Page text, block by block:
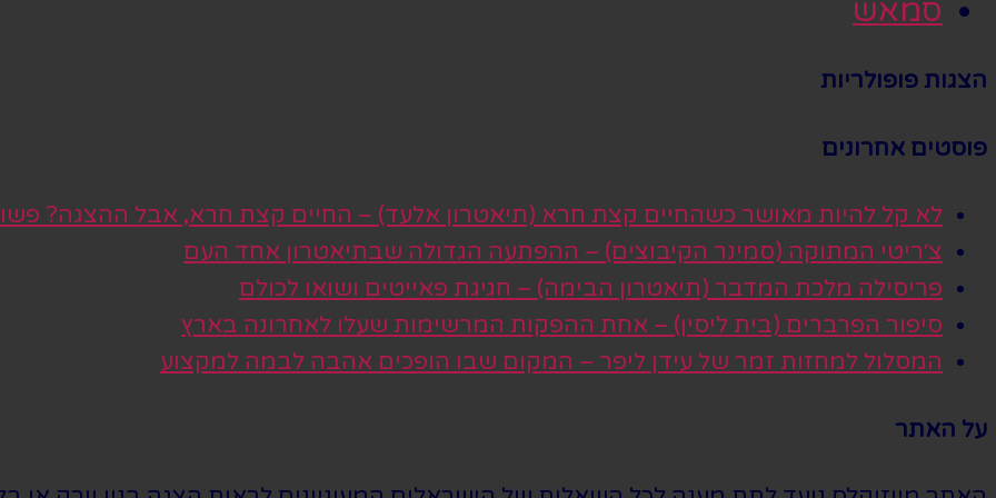
סמאש
הצגות פופולריות
פוסטים אחרונים
לא קל להיות מאושר כשהחיים קצת חרא (תיאטרון אלעד) – החיים קצת חרא, אבל ההצגה?
צ׳ריטי המתוקה (סמינר הקיבוצים) – ההפתעה הגדולה שבתיאטרון אחד העם
פריסילה מלכת המדבר (תיאטרון הבימה) – חגיגת פאייטים ושואו לכולם
סיפור הפרברים (בית ליסין) – אחת ההפקות המרשימות שעלו לאחרונה בארץ
המסלול למחזות זמר של עידן ליפר – המקום שבו הופכים אהבה לבמה למקצוע
על האתר